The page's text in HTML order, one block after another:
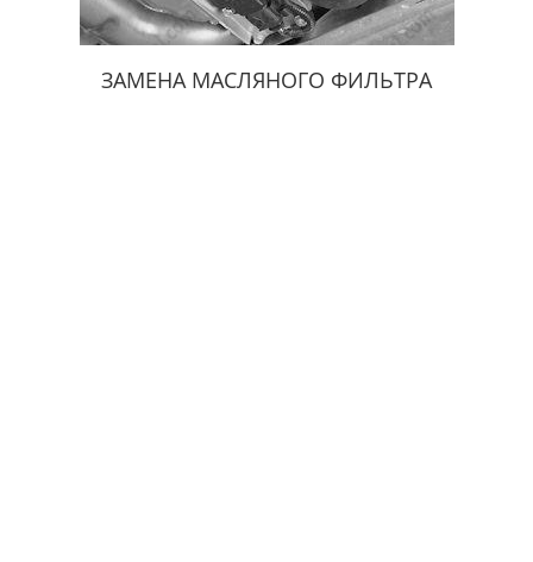
ЗАМЕНА МАСЛЯНОГО ФИЛЬТРА